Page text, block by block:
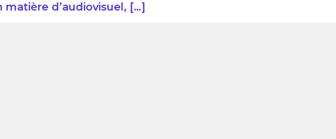
matière d’audiovisuel, […]